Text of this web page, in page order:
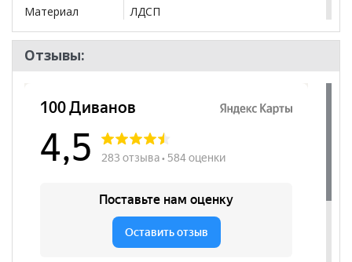
Материал
ЛДСП
Материал
основания
Размер
1200*785*555
Цвет основания
Бежевый
Отзывы: